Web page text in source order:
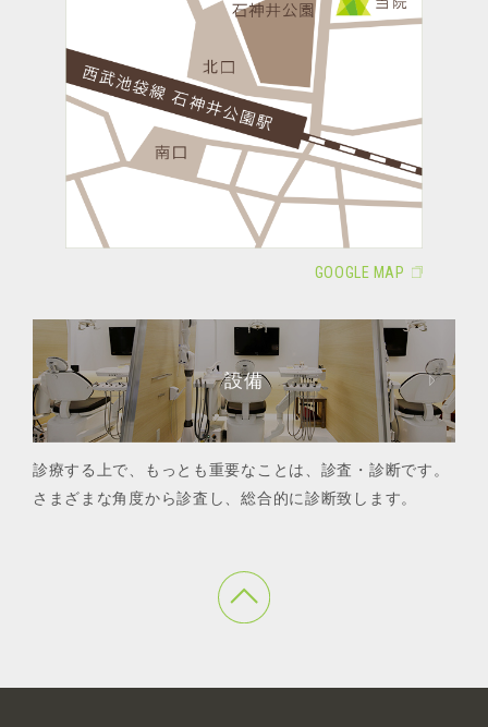
GOOGLE MAP
設備
診療する上で、もっとも重要なことは、診査・診断です。
さまざまな角度から診査し、総合的に診断致します。